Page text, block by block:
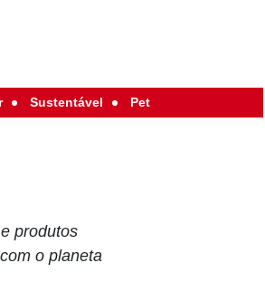
Sustentável Pet
produtos
o planeta